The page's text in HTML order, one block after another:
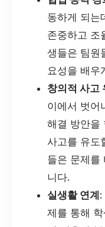
동하게 되는
존중하고 조
생들은 팀원
요성을 배우
창의적 사고
이에서 벗어
해결 방안을
사고를 유도
들은 문제를
니다.
실생활 연계:
제를 통해